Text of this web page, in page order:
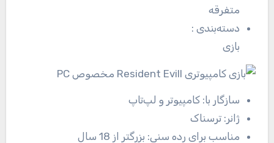
متفرقه
دسته‌بندی:
بازی
سازگار با: کامپیوتر و لپ‌تاپ
ژانر: ترسناک
مناسب برای رده سنی: بزرگتر از 18 سال